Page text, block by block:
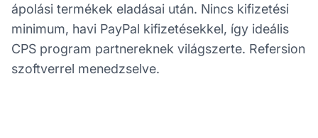
ápolási termékek eladásai után. Nincs kifizetési
minimum, havi PayPal kifizetésekkel, így ideális
CPS program partnereknek világszerte. Refersion
szoftverrel menedzselve.